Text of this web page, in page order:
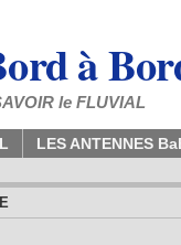
à
le FLUVIAL
LES ANTENNES